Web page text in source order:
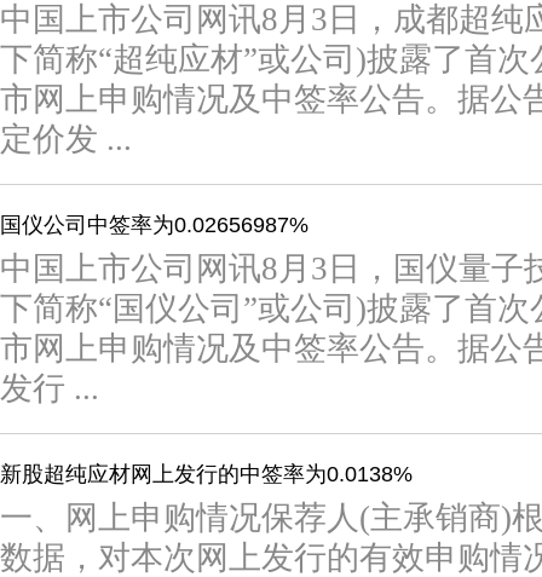
中国上市公司网讯8月3日，成都超纯
下简称“超纯应材”或公司)披露了首
市网上申购情况及中签率公告。据公
定价发 ...
国仪公司中签率为0.02656987%
中国上市公司网讯8月3日，国仪量子
下简称“国仪公司”或公司)披露了首
市网上申购情况及中签率公告。据公
发行 ...
新股超纯应材网上发行的中签率为0.0138%
一、网上申购情况保荐人(主承销商)
数据，对本次网上发行的有效申购情